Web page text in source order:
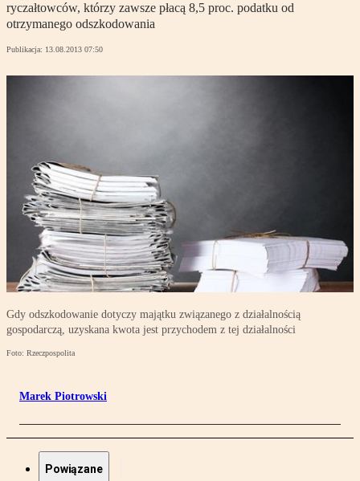
ryczałtowców, którzy zawsze płacą 8,5 proc. podatku od
otrzymanego odszkodowania
Publikacja: 13.08.2013 07:50
Gdy odszkodowanie dotyczy majątku związanego z działalnością
gospodarczą, uzyskana kwota jest przychodem z tej działalności
Foto: Rzeczpospolita
Marek Piotrowski
Powiązane